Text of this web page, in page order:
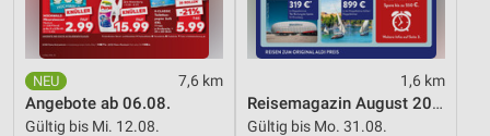
7,6 km
Angebote ab 06.08.
Gültig bis Mi. 12.08.
1,6 km
Reisemagazin August 2026
Gültig bis Mo. 31.08.
Funktional
Werbung